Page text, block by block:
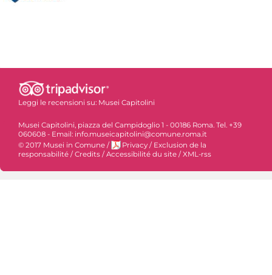
Leggi le recensioni su: Musei Capitolini
Musei Capitolini, piazza del Campidoglio 1 - 00186 Roma. Tel. +39
060608 - Email: info.museicapitolini@comune.roma.it
© 2017 Musei in Comune / Privacy / Exclusion de la
responsabilité / Credits / Accessibilité du site / XML-rss